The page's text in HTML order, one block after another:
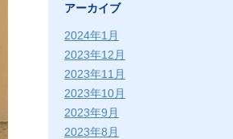
アーカイブ
2024年1月
2023年12月
2023年11月
2023年10月
2023年9月
2023年8月